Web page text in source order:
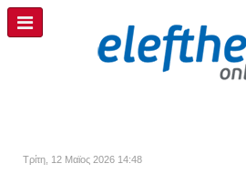
Τρίτη, 12 Μαϊος 2026 14:48